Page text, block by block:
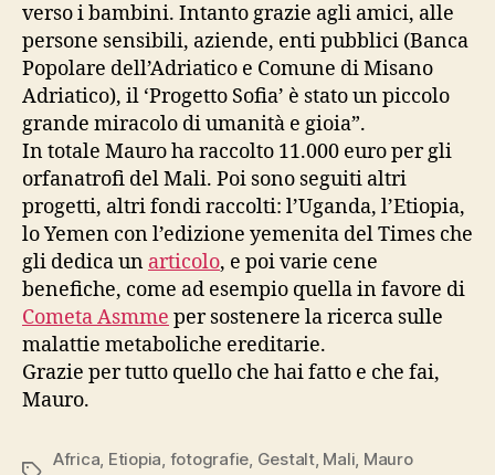
verso i bambini. Intanto grazie agli amici, alle
persone sensibili, aziende, enti pubblici (Banca
Popolare dell’Adriatico e Comune di Misano
Adriatico), il ‘Progetto Sofia’ è stato un piccolo
grande miracolo di umanità e gioia”.
In totale Mauro ha raccolto 11.000 euro per gli
orfanatrofi del Mali. Poi sono seguiti altri
progetti, altri fondi raccolti: l’Uganda, l’Etiopia,
lo Yemen con l’edizione yemenita del Times che
gli dedica un articolo, e poi varie cene
benefiche, come ad esempio quella in favore di
Cometa Asmme per sostenere la ricerca sulle
malattie metaboliche ereditarie.
Grazie per tutto quello che hai fatto e che fai,
Mauro.
Africa, Etiopia, fotografie, Gestalt, Mali, Mauro